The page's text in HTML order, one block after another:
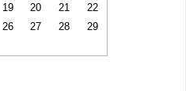
19 20 21
22
26 27 28
29